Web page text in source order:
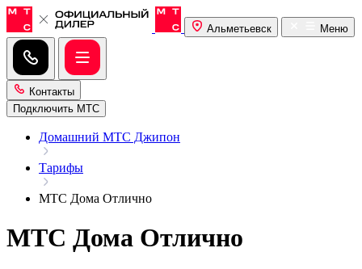
Альметьевск Меню
Контакты
Подключить МТС
Домашний МТС Джипон
Тарифы
МТС Дома Отлично
МТС Дома Отлично